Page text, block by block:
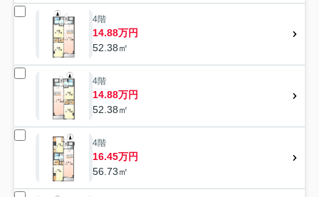
4階
14.88万円
52.38㎡
4階
14.88万円
52.38㎡
4階
16.45万円
56.73㎡